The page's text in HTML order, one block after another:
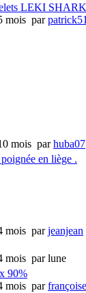
LEKI SHARK
mois par
mois parhuba07
en liège .
mois parjeanjean
mois parlune
90%
mois parfrançoise